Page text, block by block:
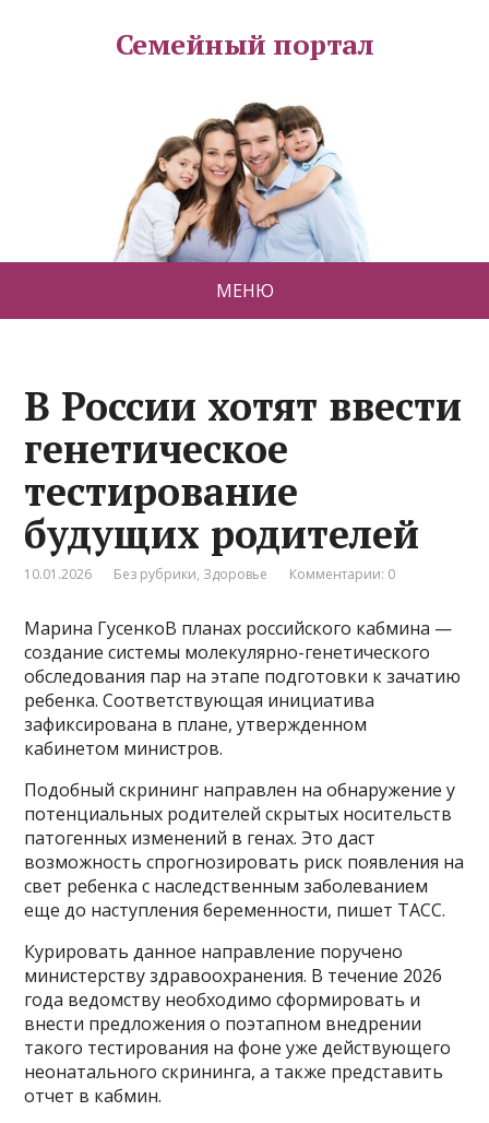
Семейный портал
МЕНЮ
В России хотят ввести
генетическое
тестирование
будущих родителей
10.01.2026 Без рубрики, Здоровье Комментарии: 0
Марина ГусенкоВ планах российского кабмина —
создание системы молекулярно-генетического
обследования пар на этапе подготовки к зачатию
ребенка. Соответствующая инициатива
зафиксирована в плане, утвержденном
кабинетом министров.
Подобный скрининг направлен на обнаружение у
потенциальных родителей скрытых носительств
патогенных изменений в генах. Это даст
возможность спрогнозировать риск появления на
свет ребенка с наследственным заболеванием
еще до наступления беременности, пишет ТАСС.
Курировать данное направление поручено
министерству здравоохранения. В течение 2026
года ведомству необходимо сформировать и
внести предложения о поэтапном внедрении
такого тестирования на фоне уже действующего
неонатального скрининга, а также представить
отчет в кабмин.